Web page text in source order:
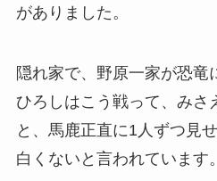
がありました。
隠れ家で、野原一家が恐竜
ひろしはこう戦って、み
と、馬鹿正直に1人ずつ見
白くないと言われています。